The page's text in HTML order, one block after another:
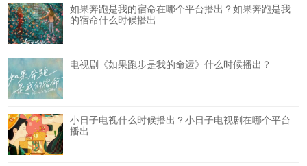
如果奔跑是我的宿命在哪个平台播出？如果奔跑是我
的宿命什么时候播出
电视剧《如果跑步是我的命运》什么时候播出？
小日子电视什么时候播出？小日子电视剧在哪个平台
播出